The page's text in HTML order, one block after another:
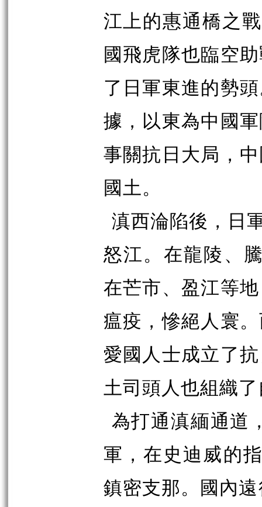
江上的惠通橋之
國飛虎隊也臨空
了日軍東進的勢
據，以東為中國
事關抗日大局，
國土。
滇西淪陷後，日
怒江。在龍陵、
在芒市、盈江等
瘟疫，慘絕人寰
愛國人士成立了
土司頭人也組織
為打通滇緬通道
軍，在史迪威的
鎮密支那。國內